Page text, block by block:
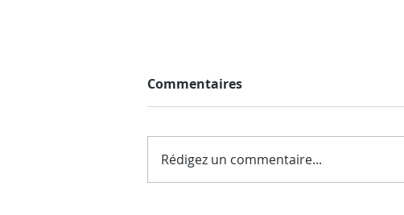
Commentaires
Rédigez un commentaire...